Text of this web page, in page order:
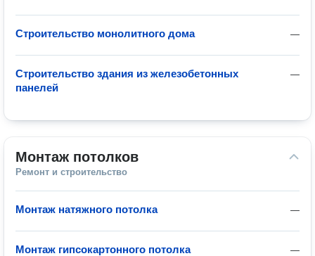
—
Строительство монолитного дома
—
Строительство здания из железобетонных
панелей
Монтаж потолков
Ремонт и строительство
—
Монтаж натяжного потолка
—
Монтаж гипсокартонного потолка